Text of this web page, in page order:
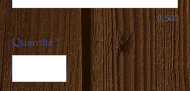
0/500
Quantité *